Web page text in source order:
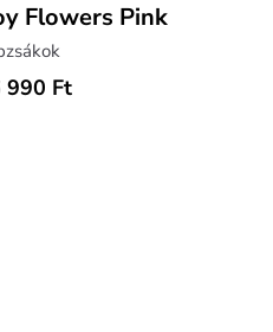
Flowers Pink
990 Ft